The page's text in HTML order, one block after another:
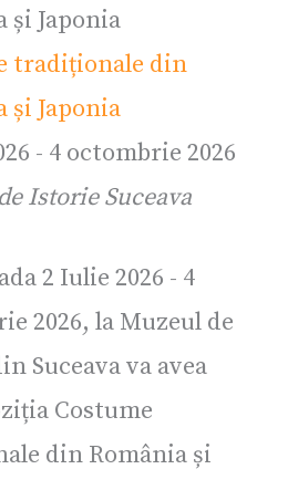
tradiționale din
și Japonia
- 4 octombrie 2026
Istorie Suceava
2 Iulie 2026 - 4
2026, la Muzeul de
Suceava va avea
Costume
din România și